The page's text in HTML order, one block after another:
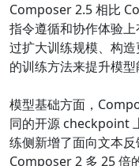
Composer 2.5 相比
指令遵循和协作体验
过扩大训练规模、构
的训练方法来提升模型
模型基础方面，
同的开源 checkpoint
练侧新增了面向文本
Composer 2 多 25 倍